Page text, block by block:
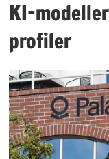
KI-
profiler